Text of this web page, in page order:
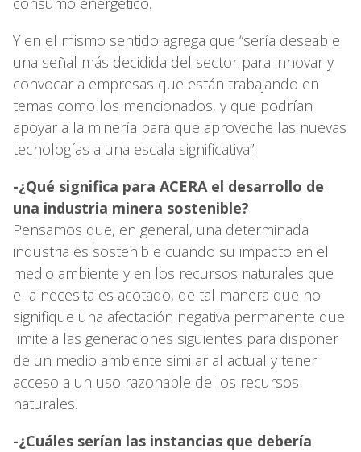
Y en el mismo sentido agrega que “sería deseable
una señal más decidida del sector para innovar y
convocar a empresas que están trabajando en
temas como los mencionados, y que podrían
apoyar a la minería para que aproveche las nuevas
tecnologías a una escala significativa”.
-¿Qué significa para ACERA el desarrollo de
una industria minera sostenible?
Pensamos que, en general, una determinada
industria es sostenible cuando su impacto en el
medio ambiente y en los recursos naturales que
ella necesita es acotado, de tal manera que no
signifique una afectación negativa permanente que
limite a las generaciones siguientes para disponer
de un medio ambiente similar al actual y tener
acceso a un uso razonable de los recursos
naturales.
-¿Cuáles serían las instancias que debería